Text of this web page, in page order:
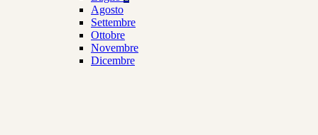
Agosto
Settembre
Ottobre
Novembre
Dicembre